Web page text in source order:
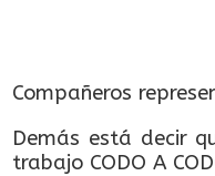
Compañeros
Demás está decir
trabajo CODO A